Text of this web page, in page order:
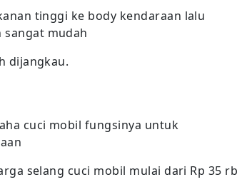
tinggi ke body kendaraan lalu
mudah
dijangkau.
cuci mobil fungsinya untuk
selang cuci mobil mulai dari Rp 35 rb